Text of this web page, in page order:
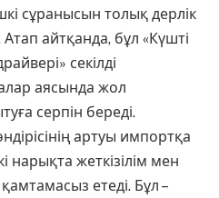
сұранысын толық дерлік
Атап айтқанда, бұл «Күшті
секілді
аясында жол
серпін береді.
артуы импортқа
нарықта жеткізілім мен
етеді. Бұл –